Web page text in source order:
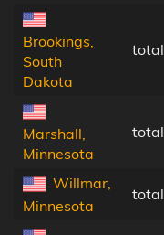
Brookings,
South
Dakota
total
Marshall,
Minnesota
total
Willmar,
Minnesota
total